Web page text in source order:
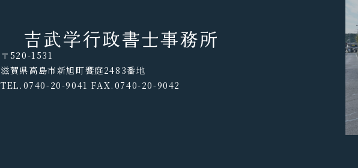
〒520-1531
滋賀県高島市新旭町饗庭2483番地
TEL.0740-20-9041 FAX.0740-20-9042